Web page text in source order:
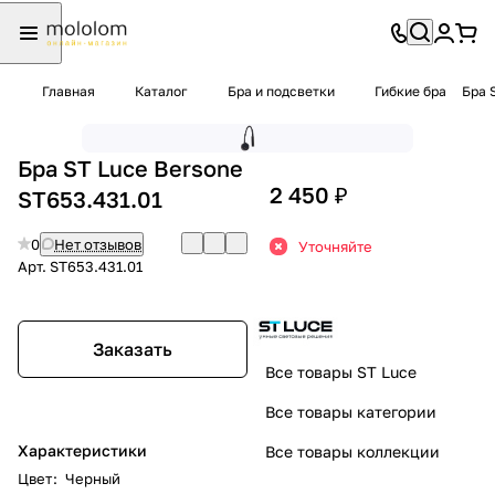
Главная Каталог Бра и подсветки Гибкие бра Бра
Бра ST Luce Bersone
ST653.431.01
0
Нет отзывов
Арт. ST653.431.01
Заказать
Характеристики
Цвет: Черный
2 450 ₽
Уточняйте
Все товары ST Luce
Все товары категории
Все товары коллекции